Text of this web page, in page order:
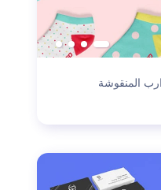
المنقوشة